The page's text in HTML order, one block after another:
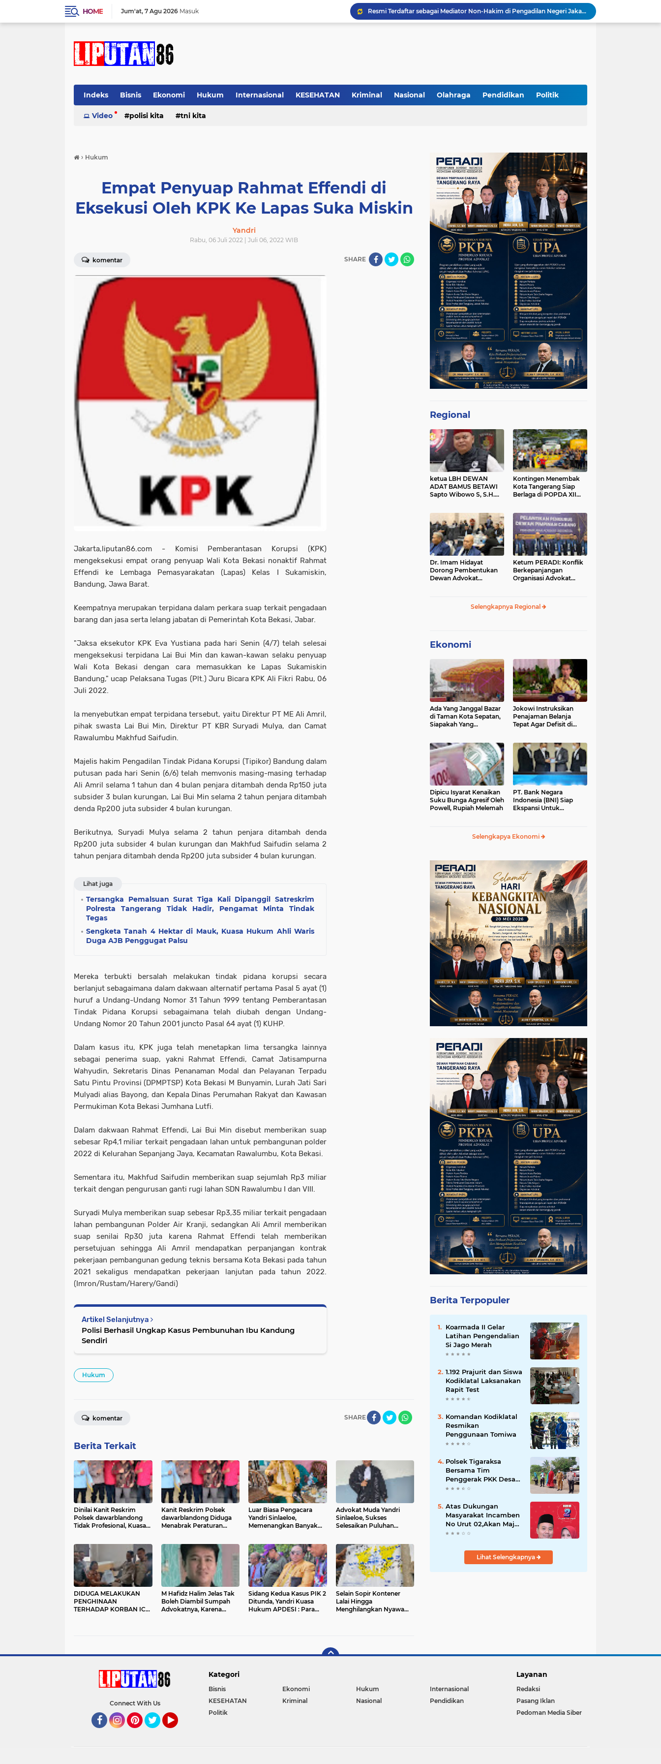
HOME Jum'at 7 Agu 2026 Masuk
Resmi Terdaftar sebagai Mediator Non-Hakim di Pengadilan Negeri Jakarta Selatan, Yandri, S.H. Siap Mengedepankan Keadilan Melalui Jalur Perdamaian
Yandri SH Kawal APDESI di Gugatan PSN PIK 2, Tegaskan Komitmen pada Supremasi Hukum
ketua LBH DEWAN ADAT BAMUS BETAWI Sapto Wibowo S, S.H. Jalih Pitoeng Salah Alamat Mengenai Statement di Media
Indeks Bisnis Ekonomi Hukum Internasional KESEHATAN Kriminal Nasional Olahraga Pendidikan Politik
Video polisi kita tni kita
› Hukum
Empat Penyuap Rahmat Effendi di
Eksekusi Oleh KPK Ke Lapas Suka Miskin
Yandri
Rabu, 06 Juli 2022 | Juli 06, 2022 WIB
komentar SHARE
Jakarta,liputan86.com - Komisi Pemberantasan Korupsi (KPK)
mengeksekusi empat orang penyuap Wali Kota Bekasi nonaktif Rahmat
Effendi ke Lembaga Pemasyarakatan (Lapas) Kelas I Sukamiskin,
Bandung, Jawa Barat.
Keempatnya merupakan terpidana dalam perkara suap terkait pengadaan
barang dan jasa serta lelang jabatan di Pemerintah Kota Bekasi, Jabar.
"Jaksa eksekutor KPK Eva Yustiana pada hari Senin (4/7) telah selesai
mengeksekusi terpidana Lai Bui Min dan kawan-kawan selaku penyuap
Wali Kota Bekasi dengan cara memasukkan ke Lapas Sukamiskin
Bandung," ucap Pelaksana Tugas (Plt.) Juru Bicara KPK Ali Fikri Rabu, 06
Juli 2022.
Ia menyebutkan empat terpidana tersebut, yaitu Direktur PT ME Ali Amril,
pihak swasta Lai Bui Min, Direktur PT KBR Suryadi Mulya, dan Camat
Rawalumbu Makhfud Saifudin.
Majelis hakim Pengadilan Tindak Pidana Korupsi (Tipikor) Bandung dalam
putusan pada hari Senin (6/6) telah memvonis masing-masing terhadap
Ali Amril selama 1 tahun dan 4 bulan penjara ditambah denda Rp150 juta
subsider 3 bulan kurungan, Lai Bui Min selama 2 tahun penjara ditambah
denda Rp200 juta subsider 4 bulan kurungan.
Berikutnya, Suryadi Mulya selama 2 tahun penjara ditambah denda
Rp200 juta subsider 4 bulan kurungan dan Makhfud Saifudin selama 2
tahun penjara ditambah denda Rp200 juta subsider 4 bulan kurungan.
Lihat juga
Tersangka Pemalsuan Surat Tiga Kali Dipanggil Satreskrim
Polresta Tangerang Tidak Hadir, Pengamat Minta Tindak
Tegas
Sengketa Tanah 4 Hektar di Mauk, Kuasa Hukum Ahli Waris
Duga AJB Penggugat Palsu
Mereka terbukti bersalah melakukan tindak pidana korupsi secara
berlanjut sebagaimana dalam dakwaan alternatif pertama Pasal 5 ayat (1)
huruf a Undang-Undang Nomor 31 Tahun 1999 tentang Pemberantasan
Tindak Pidana Korupsi sebagaimana telah diubah dengan Undang-
Undang Nomor 20 Tahun 2001 juncto Pasal 64 ayat (1) KUHP.
Dalam kasus itu, KPK juga telah menetapkan lima tersangka lainnya
sebagai penerima suap, yakni Rahmat Effendi, Camat Jatisampurna
Wahyudin, Sekretaris Dinas Penanaman Modal dan Pelayanan Terpadu
Satu Pintu Provinsi (DPMPTSP) Kota Bekasi M Bunyamin, Lurah Jati Sari
Mulyadi alias Bayong, dan Kepala Dinas Perumahan Rakyat dan Kawasan
Permukiman Kota Bekasi Jumhana Lutfi.
Dalam dakwaan Rahmat Effendi, Lai Bui Min disebut memberikan suap
sebesar Rp4,1 miliar terkait pengadaan lahan untuk pembangunan polder
2022 di Kelurahan Sepanjang Jaya, Kecamatan Rawalumbu, Kota Bekasi.
Sementara itu, Makhfud Saifudin memberikan suap sejumlah Rp3 miliar
terkait dengan pengurusan ganti rugi lahan SDN Rawalumbu I dan VIII.
Suryadi Mulya memberikan suap sebesar Rp3,35 miliar terkait pengadaan
lahan pembangunan Polder Air Kranji, sedangkan Ali Amril memberikan
suap senilai Rp30 juta karena Rahmat Effendi telah memberikan
persetujuan sehingga Ali Amril mendapatkan perpanjangan kontrak
pekerjaan pembangunan gedung teknis bersama Kota Bekasi pada tahun
2021 sekaligus mendapatkan pekerjaan lanjutan pada tahun 2022.
(Imron/Rustam/Harery/Gandi)
Artikel Selanjutnya
Polisi Berhasil Ungkap Kasus Pembunuhan Ibu Kandung
Sendiri
Hukum
SHARE
komentar
Berita Terkait
Dinilai Kanit Reskrim
Polsek dawarblandong
Tidak Profesional, Kuasa
Mabes Polri
Kanit Reskrim Polsek
dawarblandong Diduga
Menabrak Peraturan
Tindak Pidana
Penyelidikan
Luar Biasa Pengacara
Yandri Sinlaeloe,
Memenangkan Banyak
Advokat Muda Yandri
Sinlaeloe, Sukses
Selesaikan Puluhan
DIDUGA MELAKUKAN
PENGHINAAN
TERHADAP KORBAN ICB
WARGA DI LAPORKAN
M Hafidz Halim Jelas Tak
Boleh Diambil Sumpah
Advokatnya, Karena
Sidang Kedua Kasus PIK 2
Ditunda, Yandri Kuasa
Hukum APDESI : Para
Selain Sopir Kontener
Lalai Hingga
Menghilangkan Nyawa
Regional
ketua LBH DEWAN
ADAT BAMUS BETAWI
Sapto Wibowo S, S.H.
Statement di Media
Kontingen Menembak
Kota Tangerang Siap
Berlaga di POPDA XII
Dr. Imam Hidayat
Dorong Pembentukan
Dewan Advokat
Ketum PERADI: Konflik
Berkepanjangan
Organisasi Advokat
Selengkapnya Regional
Ekonomi
Ada Yang Janggal Bazar
di Taman Kota Sepatan,
Siapakah Yang
Jokowi Instruksikan
Penajaman Belanja
Tepat Agar Defisit di
Dipicu Isyarat Kenaikan
Suku Bunga Agresif Oleh
Powell, Rupiah Melemah
PT. Bank Negara
Indonesia (BNI) Siap
Ekspansi Untuk
Selengkapya Ekonomi
Berita Terpopuler
Koarmada II Gelar
Latihan Pengendalian
Si Jago Merah
1.192 Prajurit dan Siswa
Kodiklatal Laksanakan
Rapit Test
Komandan Kodiklatal
Resmikan
Penggunaan Tomiwa
Polsek Tigaraksa
Bersama Tim
Penggerak PKK Desa
Jambe Bagikan
Pengguna Jalan
Atas Dukungan
Masyarakat Incamben
No Urut 02,Akan Maju
Untuk Memajukan
Lihat Selengkapnya
Connect With Us
Kategori
Bisnis Ekonomi Hukum
Internasional
KESEHATAN
Kriminal Nasional
Pendidikan
Politik
Layanan
Redaksi
Pasang Iklan
Pedoman Media Siber